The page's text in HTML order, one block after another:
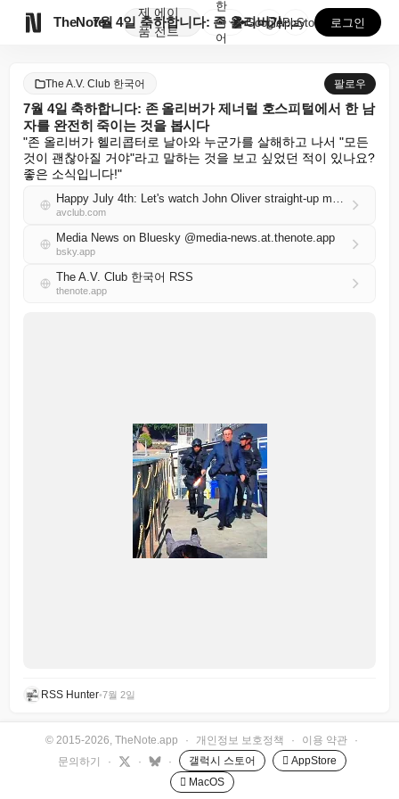
TheNote
제
품
에이
전트
7월 4일 축하합니다: 존 올리버가 제너럴 호스피털에서...
한
국
어
GooglePlay
AppStore 로그인
The A.V. Club 한국어 팔로우
7월 4일 축하합니다: 존 올리버가 제너럴 호스피털에서 한 남
자를 완전히 죽이는 것을 봅시다
"존 올리버가 헬리콥터로 날아와 누군가를 살해하고 나서 "모든
것이 괜찮아질 거야"라고 말하는 것을 보고 싶었던 적이 있나요?
좋은 소식입니다!"
Happy July 4th: Let's watch John Oliver straight-up murder a dude on General Hospital
avclub.com
Media News on Bluesky @media-news.at.thenote.app
bsky.app
The A.V. Club 한국어 RSS
thenote.app
RSS Hunter•7월 2일
© 2015-2026, TheNote.app · 개인정보 보호정책 · 이용 약관
·
문의하기
· · · 갤럭시 스토어
 AppStore
 MacOS